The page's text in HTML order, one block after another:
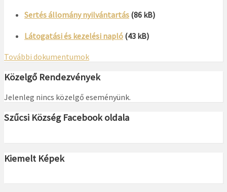
Sertés állomány nyilvántartás (86 kB)
Látogatási és kezelési napló (43 kB)
További dokumentumok
Közelgő Rendezvények
Jelenleg nincs közelgő eseményünk.
Szűcsi Község Facebook oldala
Kiemelt Képek